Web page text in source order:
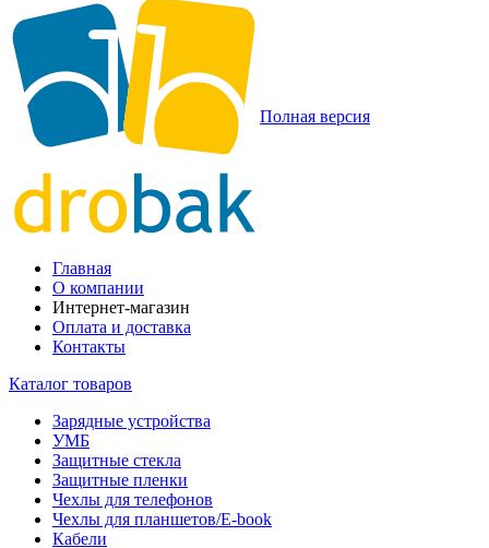
Полная версия
Главная
О компании
Интернет-магазин
Оплата и доставка
Контакты
Каталог товаров
Зарядные устройства
УМБ
Защитные стекла
Защитные пленки
Чехлы для телефонов
Чехлы для планшетов/E-book
Кабели